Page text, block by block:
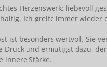
Herzenswerk: liebevoll
Ich greife immer wieder
ist besonders wertvoll. Sie
Druck und ermutigst dazu,
innere Stärke.